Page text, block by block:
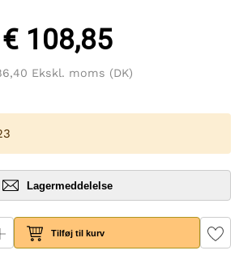
€ 108,85
Ekskl. moms (DK)
Lagermeddelelse
Tilføj til kurv